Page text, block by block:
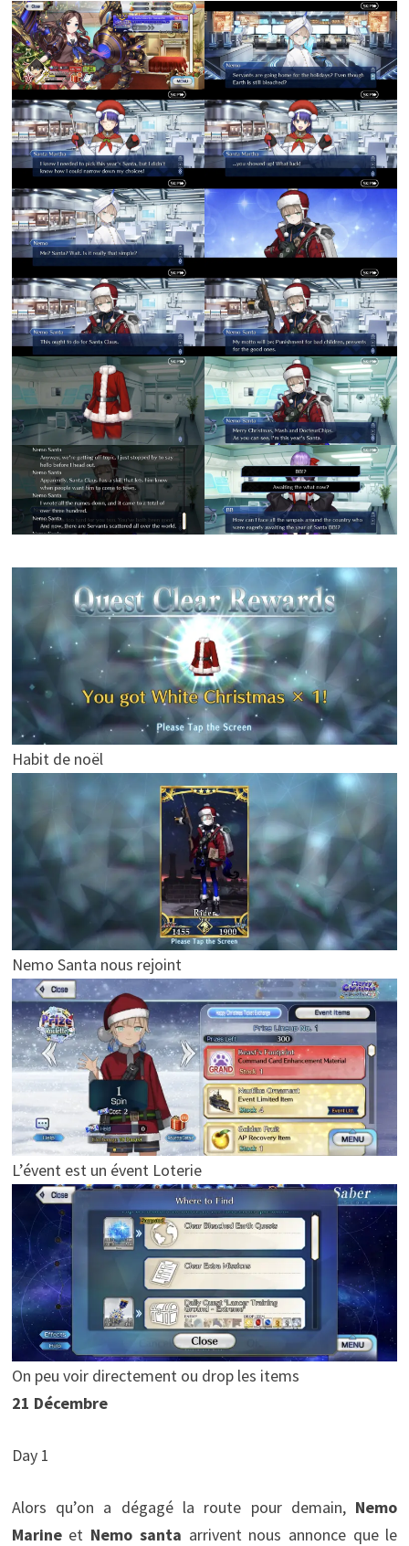
Habit de noël
Nemo Santa nous rejoint
L’évent est un évent Loterie
On peu voir directement ou drop les items
21 Décembre
Day 1
Alors qu’on a dégagé la route pour demain, Nemo
Marine et Nemo santa arrivent nous annonce que le